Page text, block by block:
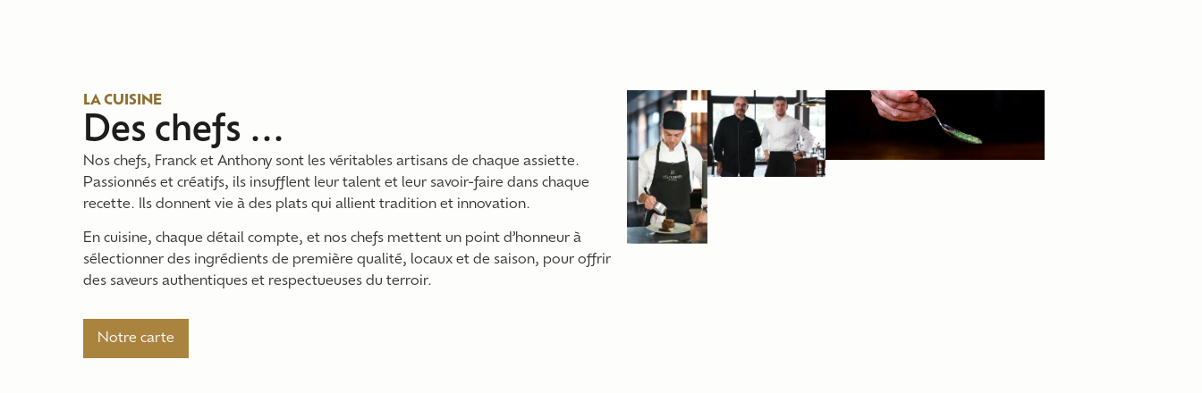
LA CUISINE
Des chefs ...
Nos chefs, Franck et Anthony sont les véritables artisans de chaque assiette.
Passionnés et créatifs, ils insufflent leur talent et leur savoir-faire dans chaque
recette. Ils donnent vie à des plats qui allient tradition et innovation.
En cuisine, chaque détail compte, et nos chefs mettent un point d’honneur à
sélectionner des ingrédients de première qualité, locaux et de saison, pour offrir
des saveurs authentiques et respectueuses du terroir.
Notre carte